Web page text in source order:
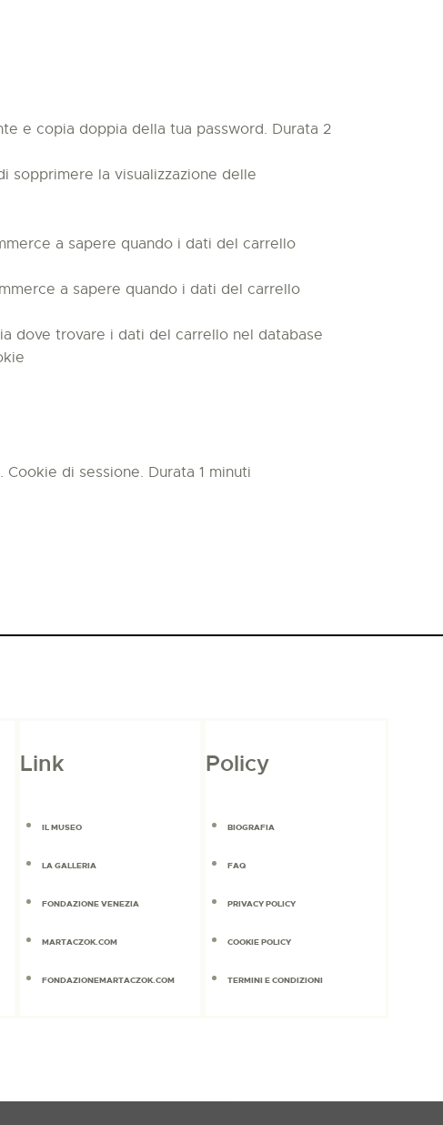
e copia doppia della tua password. Durata 2
sopprimere la visualizzazione delle
a sapere quando i dati del carrello
a sapere quando i dati del carrello
dove trovare i dati del carrello nel database
di sessione. Durata 1 minuti
Link
IL MUSEO
LA GALLERIA
FONDAZIONE VENEZIA
MARTACZOK.COM
FONDAZIONEMARTACZOK.COM
Policy
BIOGRAFIA
FAQ
PRIVACY POLICY
COOKIE POLICY
TERMINI E CONDIZIONI